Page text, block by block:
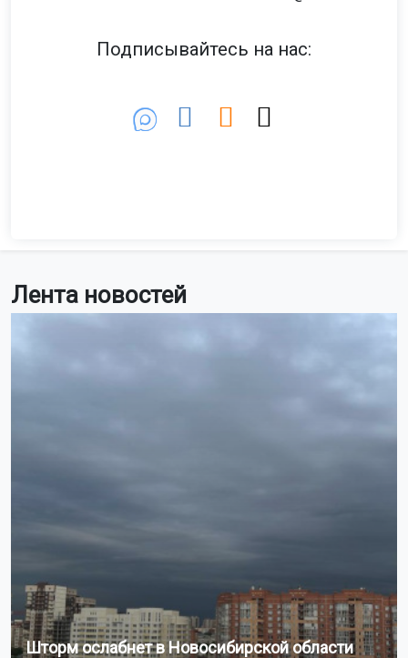
Лента новостей
Шторм ослабнет в Новосибирской области
Подписывайтесь на нас: